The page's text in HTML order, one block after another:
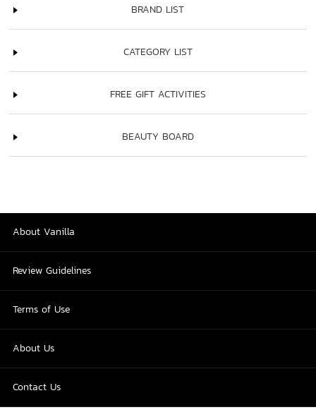
BRAND LIST
CATEGORY LIST
FREE GIFT ACTIVITIES
BEAUTY BOARD
About Vanilla
Review Guidelines
Terms of Use
About Us
Contact Us